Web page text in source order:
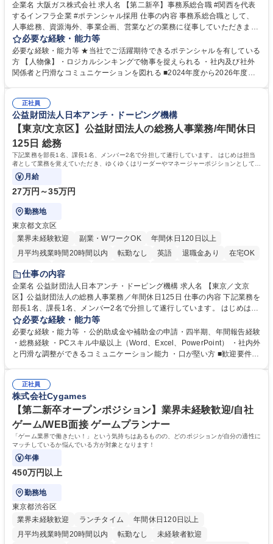
企業名 大阪ガス株式会社 求人名 【第二新卒】事務系総合職 #関西を代表
するインフラ企業 #ポテンシャル採用 仕事の内容 事務系総合職として、
人事総務、資源海外、事業企画、営業などの業務に従事していただきま
す。 【業務内容の一例】■所属事業部の勤労業務 ■海外に関係する各種業
務 ■営業部門の企画スタッフ、ルート営業 【キャリアパス】入社後の配属
ポジションで一定期間ご活躍頂いた後、本人の適性及び将来のキャリアを
鑑みてジョブローテーションを行います。 【育成】OJTでの現場育成や研
表するインフラ企業 #ポテンシャル採用
必要な経験・能力等
必要な経験・能力等 ★当社でご活躍期待できるポテンシャルを有している
方 【人物像】・ロジカルシンキングで物事を捉えられる ・社内及び社外
関係者と円滑なコミュニケーションを図れる ■2024年度から2026年度ま
72.html ■エネルギーセキュリティの不安定化や気候変動による自然災害の
甚大化など、これまで以上に社会課題解決の重要性が高まっています。
「未来の日常」の創造に向けて持続可能な社会の実現に貢献してまいりま
す。 学歴・資格 学歴：大学院 大学 語学力： 資格：
正社員
公益財団法人日本アンチ・ドーピング機構
【東京/文京区】公益財団法人の総務人事業務/年間休日
125日 総務
下記業務を部長1名、課長1名、メンバー2名で分担して遂行しています。 はじめは担当
者として業務を覚えていただき、ゆくゆくはリーダーやマネージャーポジションとして活
躍いただくことを期待しています。
月給
27万円～35万円
勤務地
東京都文京区
業界未経験歓迎
副業・WワークOK
年間休日120日以上
月平均残業時間20時間以内
転勤なし 英語 退職金あり
在宅OK
賞与あり
育休あり
食事補助あり
仕事の内容
企業名 公益財団法人日本アンチ・ドーピング機構 求人名 【東京／文京
区】公益財団法人の総務人事業務／年間休日125日 仕事の内容 下記業務を
部長1名、課長1名、メンバー2名で分担して遂行しています。 はじめは担
当者として業務を覚えていただき、ゆくゆくはリーダーやマネージャーポ
ジションとして活躍いただくことを期待しています。 【総務・人事グルー
プの業務内容】 ・人事制度関連 ・採用活動 ・教育研修の企画、実行 ・勤
怠管理 ・官公庁への各種提出 ・法定の会議運営（評議員会、理事会） ・
管理 ・福利厚生関連 ・職員からの問合せ、相談対応 ・その他日常の総務
業務全般 募集職種 【東京／文京区】公益財団法人の総務人事業務／年間
休日125日
必要な経験・能力等
必要な経験・能力等 ・公的助成金や補助金の申請・四半期、年間報告経験
・総務経験 ・PCスキル中級以上（Word、Excel、PowerPoint） ・社内外
と円滑な調整ができるコミュニケーション能力 ・口が堅い方 ■歓迎要件
正社員
株式会社Cygames
【第二新卒オープンポジション】業界未経験歓迎/自社
ゲーム/WEB面接 ゲームプランナー
「ゲーム業界で働きたい！」という気持ちはあるものの、どのポジションが自分の適性に
マッチしているか悩んでいる方が対象となります！
年俸
450万円以上
勤務地
東京都渋谷区
業界未経験歓迎
ランチタイム
年間休日120日以上
月平均残業時間20時間以内
転勤なし
未経験者歓迎